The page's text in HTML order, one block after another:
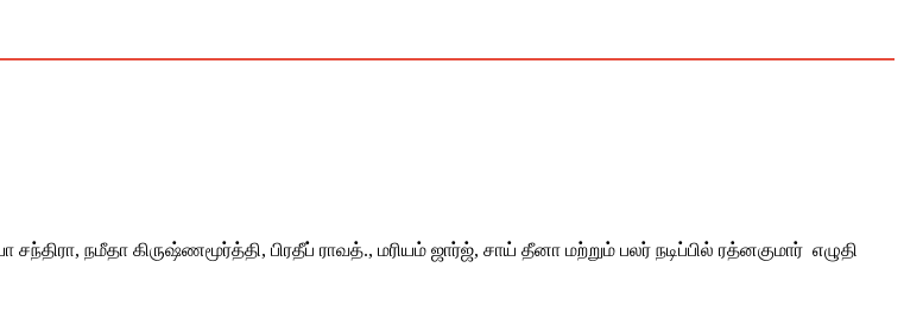
நமீதா கிருஷ்ணமூர்த்தி, பிரதீப் ராவத்., மரியம் ஜார்ஜ், சாய் தீனா மற்றும் பலர் நடிப்பில் ரத்னகுமார் எழுதி